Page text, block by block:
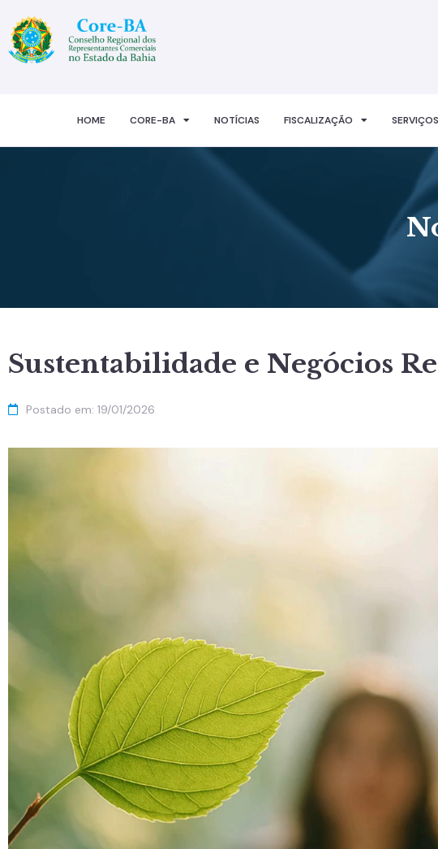
HOME CORE-BA NOTÍCIAS FISCALIZAÇÃO SERVIÇOS
Sustentabilidade e Negócios
Postado em: 19/01/2026
de